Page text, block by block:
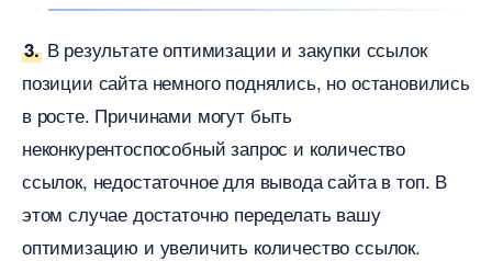
3.результате оптимизации и закупки ссылок
позиции сайта немного поднялись, но остановились
росте. Причинами могут быть
неконкурентоспособный запрос и количество
ссылок, недостаточное для вывода сайта в топ.
этом случае достаточно переделать вашу
оптимизацию и увеличить количество ссылок.